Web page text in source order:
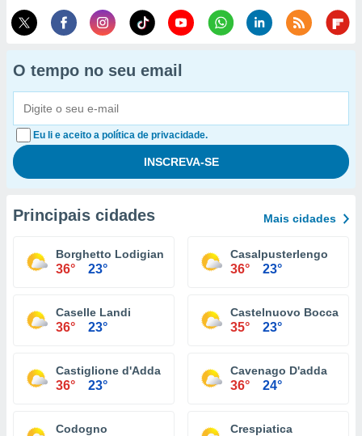
O tempo no seu email
Eu li e aceito a política de privacidade.
Principais cidades Mais cidades
Borghetto Lodigiano
36° 23°
Casalpusterlengo
36° 23°
Caselle Landi
36° 23°
Castelnuovo Bocca
35° 23°
Castiglione d'Adda
36° 23°
Cavenago D'adda
36° 24°
Codogno Crespiatica